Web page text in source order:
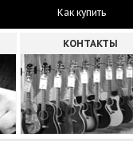
Как купить
КОНТАКТЫ